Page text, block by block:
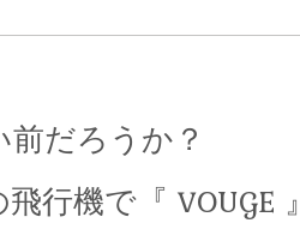
だろうか？
行機で『 VOUGE